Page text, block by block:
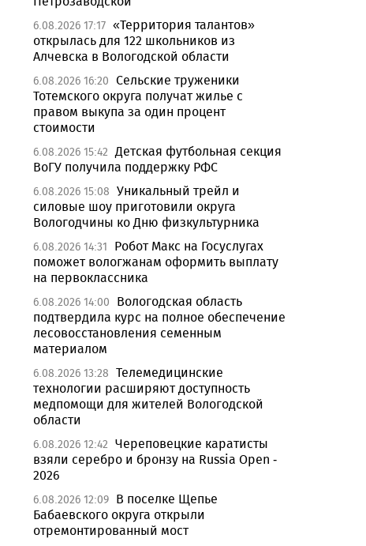
6.08.2026 17:17 «Территория талантов»
открылась для 122 школьников из
Алчевска в Вологодской области
6.08.2026 16:20 Сельские труженики
Тотемского округа получат жилье с
правом выкупа за один процент
стоимости
6.08.2026 15:42 Детская футбольная секция
ВоГУ получила поддержку РФС
6.08.2026 15:08 Уникальный трейл и
силовые шоу приготовили округа
Вологодчины ко Дню физкультурника
6.08.2026 14:31
Робот Макс на Госуслугах
поможет вологжанам оформить выплату
на первоклассника
6.08.2026 14:00
Вологодская область
подтвердила курс на полное обеспечение
лесовосстановления семенным
материалом
6.08.2026 13:28 Телемедицинские
технологии расширяют доступность
медпомощи для жителей Вологодской
области
6.08.2026 12:42 Череповецкие каратисты
взяли серебро и бронзу на Russia Open -
2026
6.08.2026 12:09 В поселке Щепье
Бабаевского округа открыли
отремонтированный мост